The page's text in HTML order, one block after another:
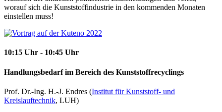
worauf sich die Kunststoffindustrie in den kommenden Monaten
einstellen muss!
10:15 Uhr - 10:45 Uhr
Handlungsbedarf im Bereich des Kunststoffrecyclings
Prof. Dr.-Ing. H.-J. Endres (Institut für Kunststoff- und
Kreislauftechnik, LUH)